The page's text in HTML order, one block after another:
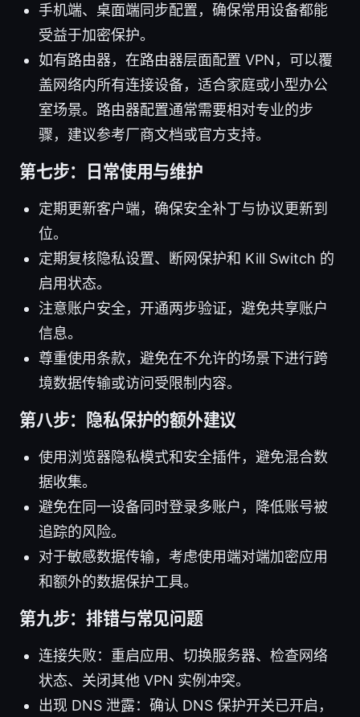
手机端、桌面端同步配置，确保常用设备都能
受益于加密保护。
如有路由器，在路由器层面配置 VPN，可以覆
盖网络内所有连接设备，适合家庭或小型办公
室场景。路由器配置通常需要相对专业的步
骤，建议参考厂商文档或官方支持。
第七步：日常使用与维护
定期更新客户端，确保安全补丁与协议更新到
位。
定期复核隐私设置、断网保护和 Kill Switch 的
启用状态。
注意账户安全，开通两步验证，避免共享账户
信息。
尊重使用条款，避免在不允许的场景下进行跨
境数据传输或访问受限制内容。
第八步：隐私保护的额外建议
使用浏览器隐私模式和安全插件，避免混合数
据收集。
避免在同一设备同时登录多账户，降低账号被
追踪的风险。
对于敏感数据传输，考虑使用端对端加密应用
和额外的数据保护工具。
第九步：排错与常见问题
连接失败：重启应用、切换服务器、检查网络
状态、关闭其他 VPN 实例冲突。
出现 DNS 泄露：确认 DNS 保护开关已开启，